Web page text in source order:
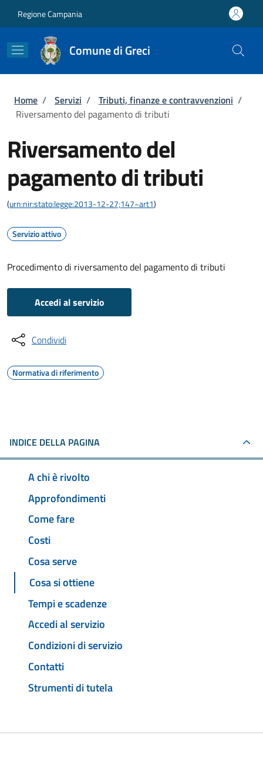
Regione Campania
Comune di Greci
Briciole di pane
Home / Servizi / Tributi, finanze e contravvenzioni /
Riversamento del pagamento di tributi
Riversamento del
pagamento di tributi
(urn:nir:stato:legge:2013-12-27;147~art1)
Servizio attivo
Procedimento di riversamento del pagamento di tributi
Accedi al servizio
Condividi
Normativa di riferimento
INDICE DELLA PAGINA
A chi è rivolto
Approfondimenti
Come fare
Costi
Cosa serve
Cosa si ottiene
Tempi e scadenze
Accedi al servizio
Condizioni di servizio
Contatti
Strumenti di tutela